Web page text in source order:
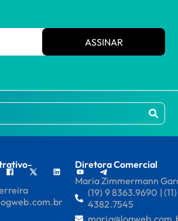
ASSINAR
Diretora Comercial
Maria Zimmermann
(19) 9 8363.9690 |
4382.7545